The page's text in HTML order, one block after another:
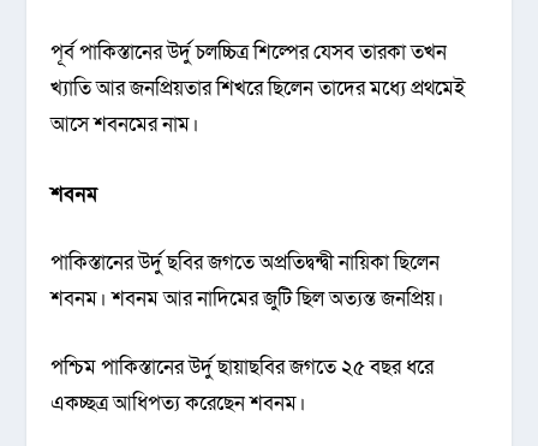
পূর্ব পাকিস্তানের উর্দু চলচ্চিত্র শিল্পের যেসব তারকা তখন
খ্যাতি আর জনপ্রিয়তার শিখরে ছিলেন তাদের মধ্যে প্রথমেই
আসে শবনমের নাম।
শবনম
পাকিস্তানের উর্দু ছবির জগতে অপ্রতিদ্বন্দ্বী নায়িকা ছিলেন
শবনম। শবনম আর নাদিমের জুটি ছিল অত্যন্ত জনপ্রিয়।
পশ্চিম পাকিস্তানের উর্দু ছায়াছবির জগতে ২৫ বছর ধরে
একচ্ছত্র আধিপত্য করেছেন শবনম।